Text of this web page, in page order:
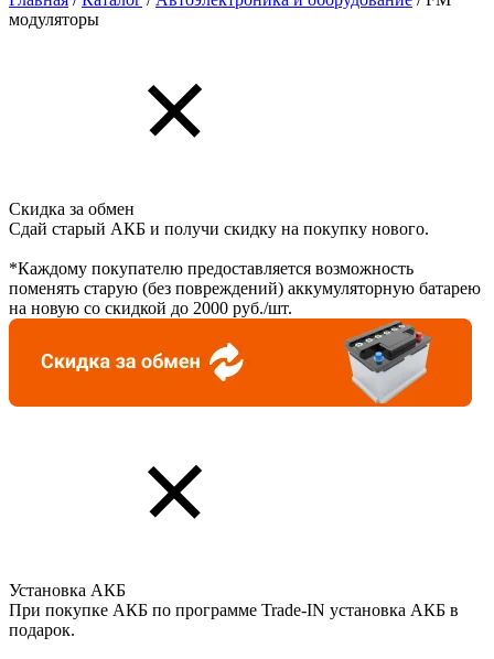
модуляторы
Скидка за обмен
Сдай старый АКБ и получи скидку на покупку нового.
*Каждому покупателю предоставляется возможность
поменять старую (без повреждений) аккумуляторную батарею
на новую со скидкой до 2000 руб./шт.
Установка АКБ
При покупке АКБ по программе Trade-IN установка АКБ в
подарок.